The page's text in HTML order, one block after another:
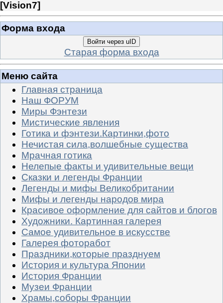
[Vision7]
Форма входа
Войти через uID
Старая форма входа
Меню сайта
Главная страница
Наш ФОРУМ
Миры Фэнтези
Мистические явления
Готика и фэнтези.Картинки,фото
Нечистая сила,волшебные существа
Мрачная готика
Нелепые факты и удивительные вещи
Сказки и легенды Франции
Легенды и мифы Великобритании
Мифы и легенды народов мира
Красивое оформление для сайтов и блогов
Художники. Картинная галерея
Самое удивительное в искусстве
Галерея фоторабот
Праздники,которые празднуем
История и культура Японии
История Франции
Музеи Франции
Храмы,соборы Франции